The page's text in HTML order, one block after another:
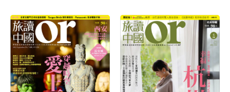
原
始
價
格：
NT$250。
目
前
價
格：
NT$90。
原
始
價
格：
NT$250。
目
前
格：
NT$90。